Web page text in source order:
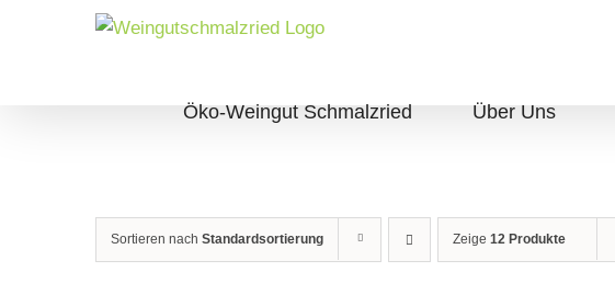
Öko-Weingut Schmalzried Über Uns
Sortieren nach Standardsortierung Zeige 12 Produkte